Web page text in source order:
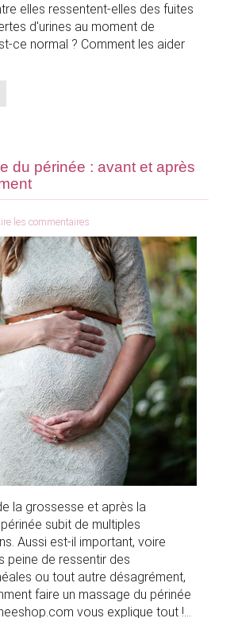
elles ressentent-elles des fuites
d'urines au moment de
ce normal ? Comment les aider
du périnée : avant et après
les commentaires
la grossesse et après la
subit de multiples
Aussi est-il important, voire
peine de ressentir des
ou tout autre désagrément,
faire un massage du périnée
vous explique tout !